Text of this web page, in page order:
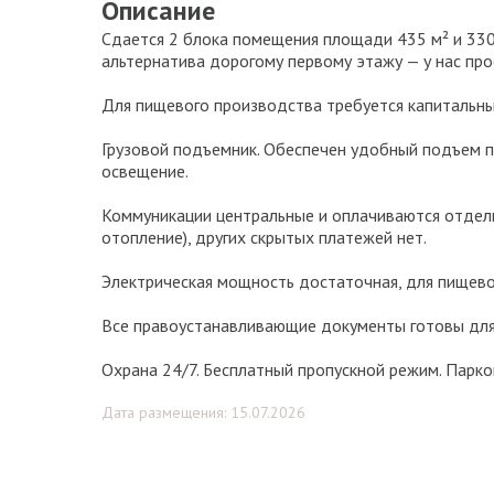
Описание
Сдается 2 блока помещения площади 435 м² и
альтернатива дорогому первому этажу — у нас
Для пищевого производства требуется
Грузовой подъемник. Обеспечен удобный
освещение.
Коммуникации центральные и оплачиваются
отопление), других скрытых платежей нет.
Электрическая мощность достаточная, для
Все правоустанавливающие документы готовы
Охрана 24/7. Бесплатный пропускной режим.
Дата размещения: 15.07.2026